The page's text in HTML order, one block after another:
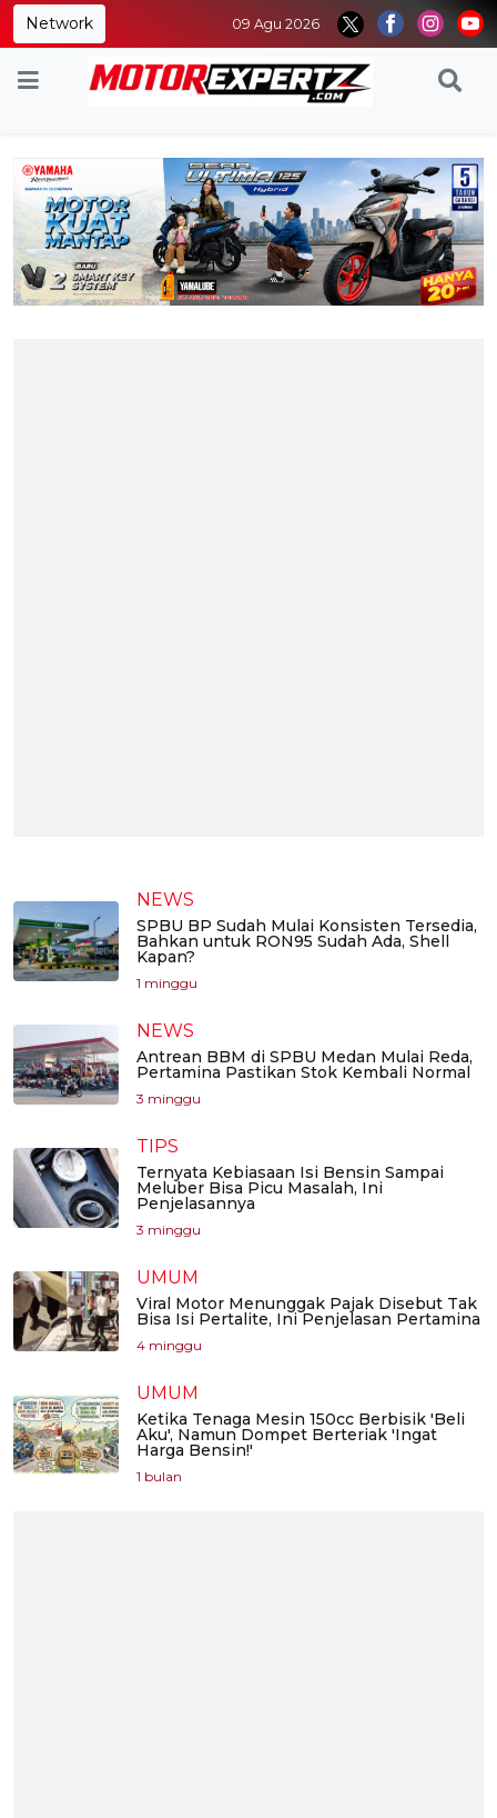
Network 09 Agu 2026
NEWS
SPBU BP Sudah Mulai Konsisten Tersedia,
Bahkan untuk RON95 Sudah Ada, Shell
Kapan?
1 minggu
NEWS
Antrean BBM di SPBU Medan Mulai Reda,
Pertamina Pastikan Stok Kembali Normal
3 minggu
TIPS
Ternyata Kebiasaan Isi Bensin Sampai
Meluber Bisa Picu Masalah, Ini
Penjelasannya
3 minggu
UMUM
Viral Motor Menunggak Pajak Disebut Tak
Bisa Isi Pertalite, Ini Penjelasan Pertamina
4 minggu
UMUM
Ketika Tenaga Mesin 150cc Berbisik 'Beli
Aku', Namun Dompet Berteriak 'Ingat
Harga Bensin!'
1 bulan